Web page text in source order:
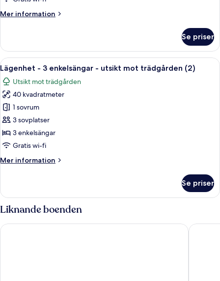
Mer information
Mer
Lake
View
(3)
Se priser
Öppna
alla
foton
för
Lägenhet
-
3
enkelsängar
utsikt
(2)
Ett kompakt bostadsutrymme med
7
Lägenhet - 3 enkelsängar - utsikt mot trädgården (2)
Utsikt mot trädgården
40 kvadratmeter
1 sovrum
3 sovplatser
3 enkelsängar
Gratis wi-fi
Mer information
Mer
-
3
enkelsängar
utsikt
Se priser
Liknande boenden
Hotell Charlottenberg Sunne